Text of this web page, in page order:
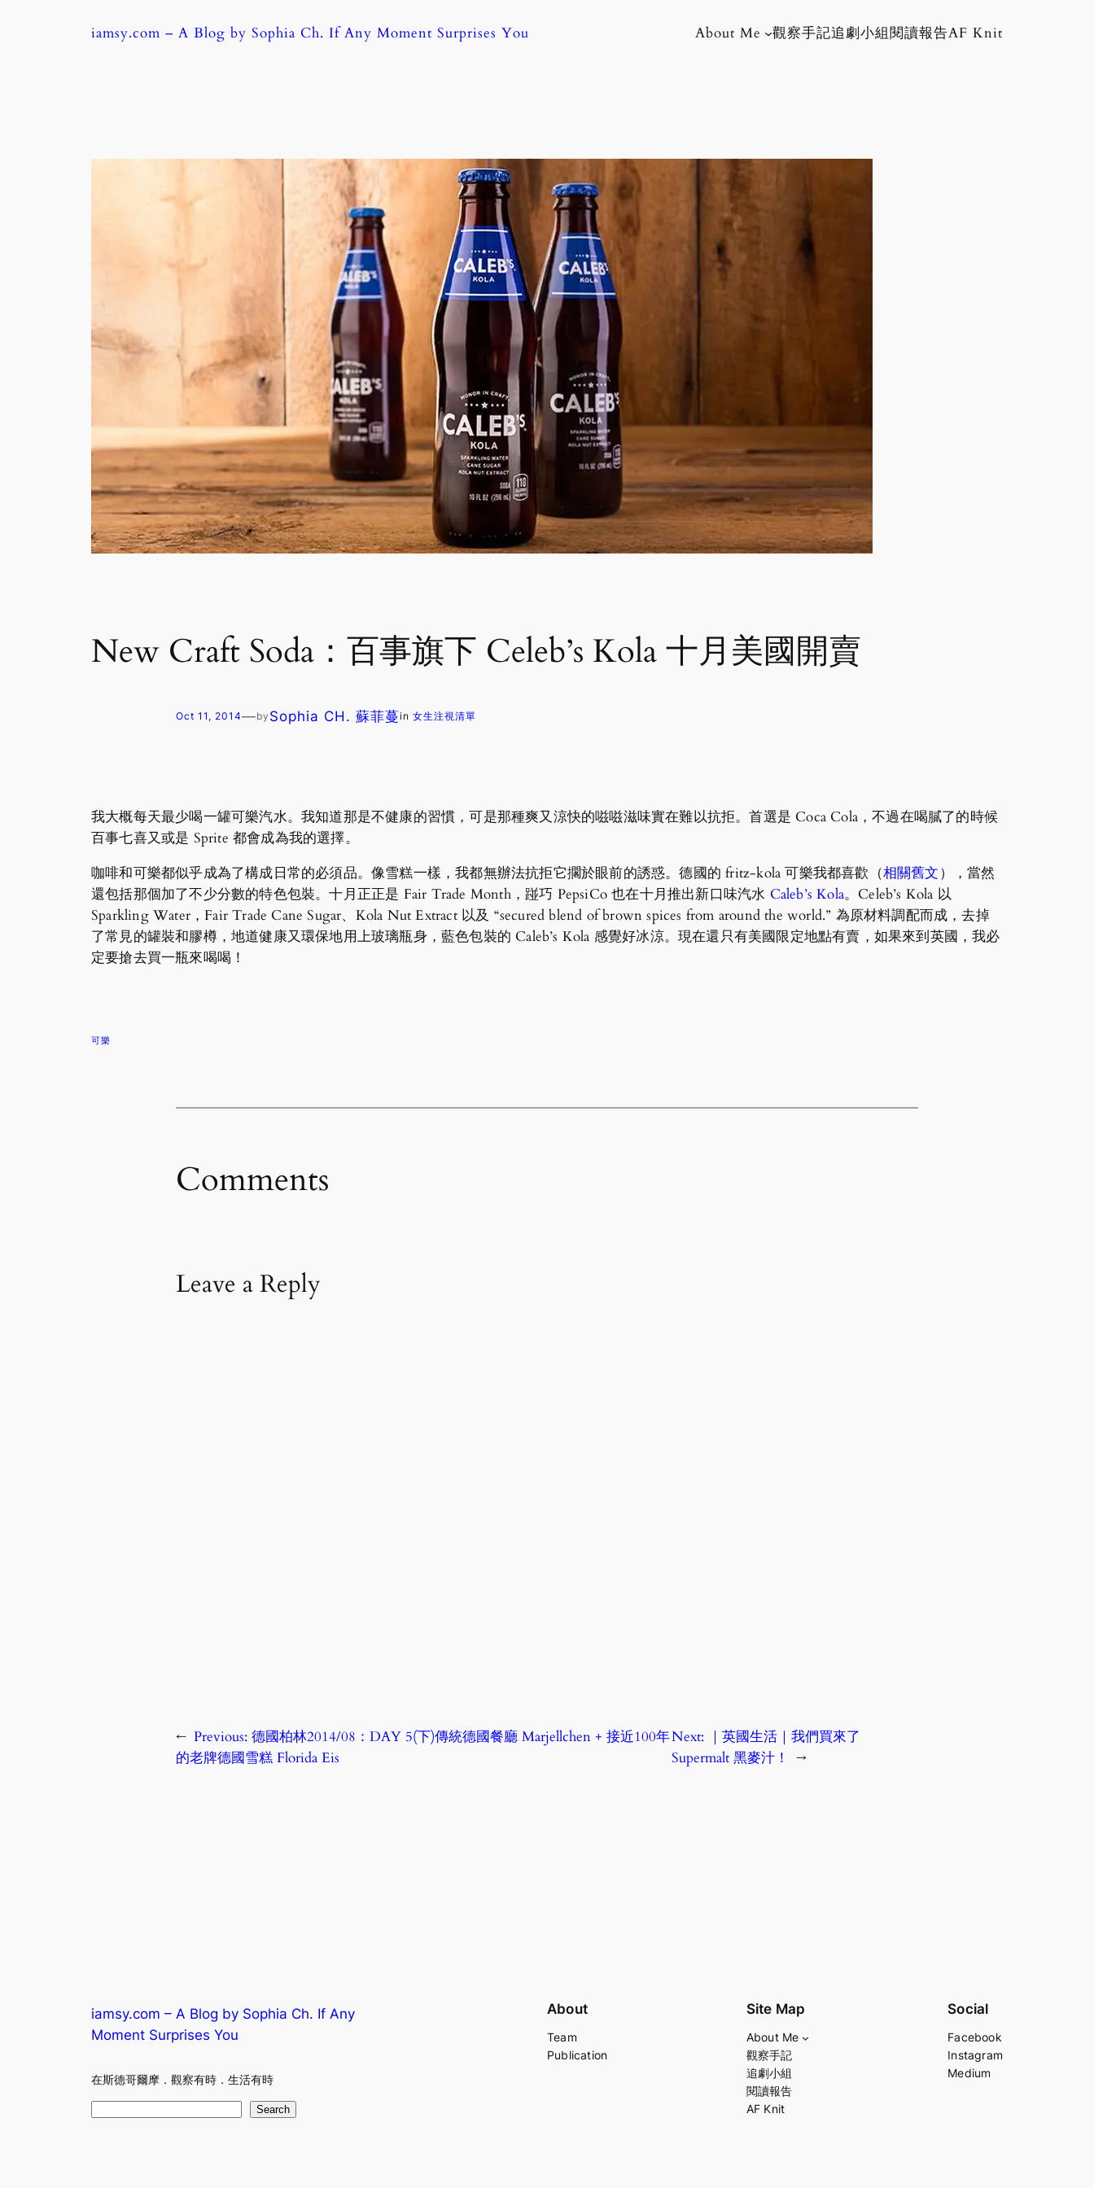
iamsy.com – A Blog by Sophia Ch. If Any Moment Surprises You About Me 觀察手記追劇小組閱讀報告AF Knit
New Craft Soda：百事旗下 Celeb’s Kola 十月美國開賣
Oct 11, 2014—by Sophia CH. 蘇菲蔓in 女生注視清單
我大概每天最少喝一罐可樂汽水。我知道那是不健康的習慣，可是那種爽又涼快的嗞嗞滋味實在難以抗拒。首選是 Coca Cola，不過在喝膩了的時候
百事七喜又或是 Sprite 都會成為我的選擇。
咖啡和可樂都似乎成為了構成日常的必須品。像雪糕一樣，我都無辦法抗拒它擱於眼前的誘惑。德國的 fritz-kola 可樂我都喜歡（相關舊文），當然
還包括那個加了不少分數的特色包裝。十月正正是 Fair Trade Month，踫巧 PepsiCo 也在十月推出新口味汽水 Caleb’s Kola。Celeb’s Kola 以
Sparkling Water，Fair Trade Cane Sugar、Kola Nut Extract 以及 “secured blend of brown spices from around the world.” 為原材料調配而成，去掉
了常見的罐裝和膠樽，地道健康又環保地用上玻璃瓶身，藍色包裝的 Caleb’s Kola 感覺好冰涼。現在還只有美國限定地點有賣，如果來到英國，我必
定要搶去買一瓶來喝喝！
可樂
Comments
Leave a Reply
← Previous: 德國柏林2014/08：DAY 5(下)傳統德國餐廳 Marjellchen + 接近100年
的老牌德國雪糕 Florida Eis
Next: ｜英國生活｜我們買來了
Supermalt 黑麥汁！
→
iamsy.com – A Blog by Sophia Ch. If Any
Moment Surprises You
在斯德哥爾摩．觀察有時．生活有時
Search
About
Team
Publication
Site Map
About Me
觀察手記
追劇小組
閱讀報告
AF Knit
Social
Facebook
Instagram
Medium